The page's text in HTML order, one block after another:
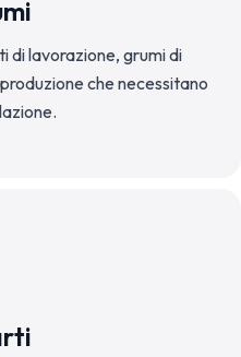
di lavorazione, grumi di
che necessitano